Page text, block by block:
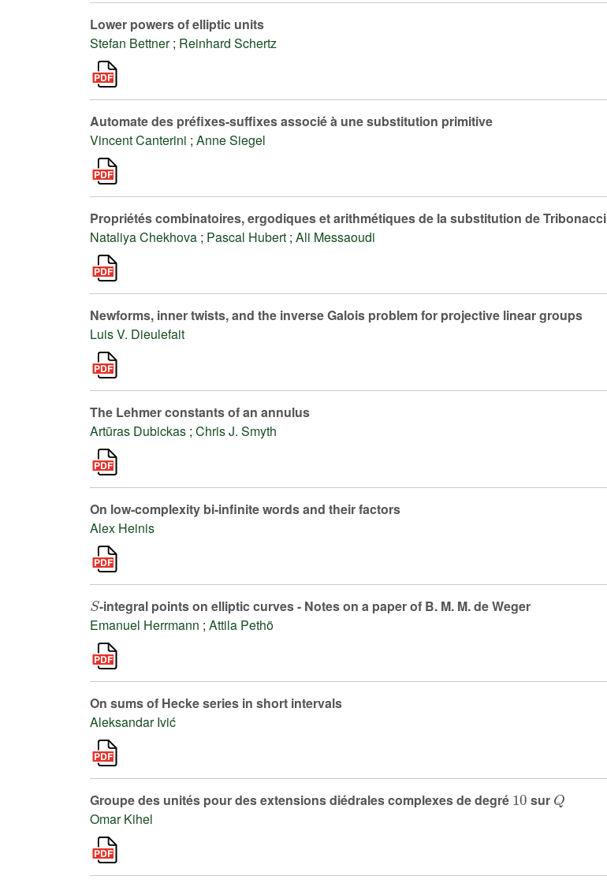
Lower powers of elliptic units
Stefan Bettner ; Reinhard Schertz
Automate des préfixes-suffixes associé à une substitution primitive
Vincent Canterini ; Anne Siegel
Propriétés combinatoires, ergodiques et arithmétiques de la substitution de Tribonacci
Nataliya Chekhova ; Pascal Hubert ; Ali Messaoudi
Newforms, inner twists, and the inverse Galois problem for projective linear groups
Luis V. Dieulefait
The Lehmer constants of an annulus
Artūras Dubickas ; Chris J. Smyth
On low-complexity bi-infinite words and their factors
Alex Heinis
-integral points on elliptic curves - Notes on a paper of B. M. M. de Weger
Emanuel Herrmann ; Attila Pethö
On sums of Hecke series in short intervals
Aleksandar Ivić
Groupe des unités pour des extensions diédrales complexes de degré sur
Omar Kihel